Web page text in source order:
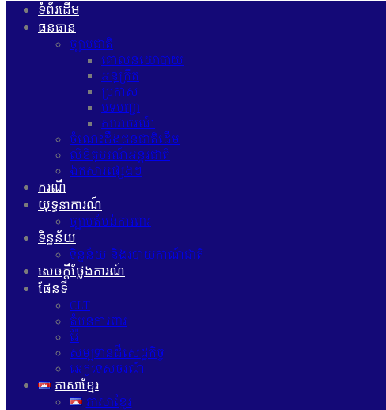
ទំព័រដើម
ធនធាន
ច្បាប់ជាតិ
គោលនយោបាយ
អនុក្រឹត
ប្រកាស
បទបញ្ជា
សារាចរណ៍
ចំណេះដឹងជនជាតិដើម
លិខិតុបរណ៍អន្តរជាតិ
ឯកសារផ្សេងៗ
ករណី
យុទ្ធនាការណ៍
ច្បាប់តំបន់ការពារ
ទិន្នន័យ
ទិន្នន័យ និងរបាយកាណ៍ជាតិ
សេចក្ដីថ្លែងការណ៍
ផែនទី
CLT
តំបន់ការពារ
រ៉ែ
សម្បទានដីសេដ្ឋកិច្ច
អេកូទេសចរណ៍
ភាសាខ្មែរ
ភាសាខ្មែរ